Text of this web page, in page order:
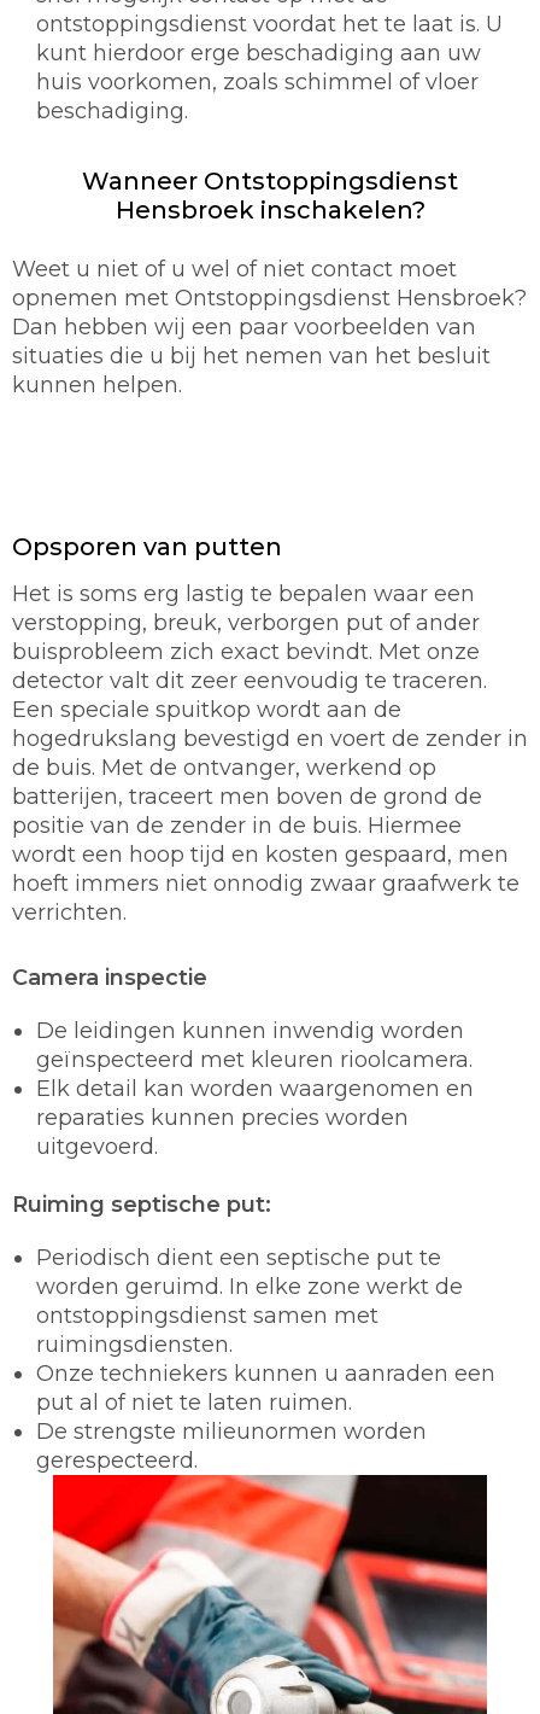
ontstoppingsdienst voordat het te laat is. U
kunt hierdoor erge beschadiging aan uw
huis voorkomen, zoals schimmel of vloer
beschadiging.
Wanneer Ontstoppingsdienst
Hensbroek inschakelen?
Weet u niet of u wel of niet contact moet
opnemen met Ontstoppingsdienst Hensbroek?
Dan hebben wij een paar voorbeelden van
situaties die u bij het nemen van het besluit
kunnen helpen.
Opsporen van putten
Het is soms erg lastig te bepalen waar een
verstopping, breuk, verborgen put of ander
buisprobleem zich exact bevindt. Met onze
detector valt dit zeer eenvoudig te traceren.
Een speciale spuitkop wordt aan de
hogedrukslang bevestigd en voert de zender in
de buis. Met de ontvanger, werkend op
batterijen, traceert men boven de grond de
positie van de zender in de buis. Hiermee
wordt een hoop tijd en kosten gespaard, men
hoeft immers niet onnodig zwaar graafwerk te
verrichten.
Camera inspectie
De leidingen kunnen inwendig worden
geïnspecteerd met kleuren rioolcamera.
Elk detail kan worden waargenomen en
reparaties kunnen precies worden
uitgevoerd.
Ruiming septische put:
Periodisch dient een septische put te
worden geruimd. In elke zone werkt de
ontstoppingsdienst samen met
ruimingsdiensten.
Onze techniekers kunnen u aanraden een
put al of niet te laten ruimen.
De strengste milieunormen worden
gerespecteerd.